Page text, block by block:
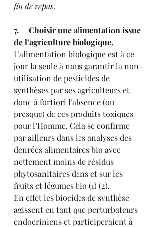
fin de repas.
7.     Choisir une alimentation issue
de l’agriculture biologique.
L’alimentation biologique est à ce
jour la seule à nous garantir la non-
utilisation de pesticides de
synthèses par ses agriculteurs et
donc à fortiori l’absence (ou
presque) de ces produits toxiques
pour l’Homme. Cela se confirme
par ailleurs dans les analyses des
denrées alimentaires bio avec
nettement moins de résidus
phytosanitaires dans et sur les
fruits et légumes bio (1) (2).
En effet les biocides de synthèse
agissent en tant que perturbateurs
endocriniens et participeraient à